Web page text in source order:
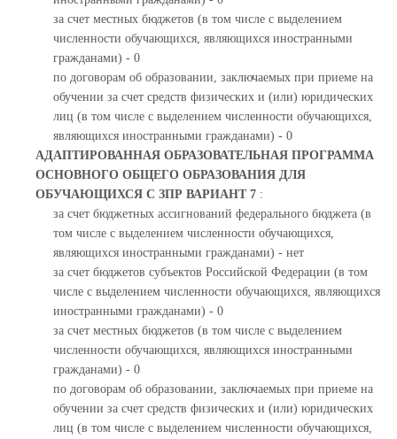
за счет местных бюджетов (в том числе с выделением
численности обучающихся, являющихся иностранными
гражданами) - 0
по договорам об образовании, заключаемых при приеме на
обучении за счет средств физических и (или) юридических
лиц (в том числе с выделением численности обучающихся,
являющихся иностранными гражданами) - 0
АДАПТИРОВАННАЯ ОБРАЗОВАТЕЛЬНАЯ ПРОГРАММА
ОСНОВНОГО ОБЩЕГО ОБРАЗОВАНИЯ ДЛЯ
ОБУЧАЮЩИХСЯ С ЗПР ВАРИАНТ 7 :
за счет бюджетных ассигнований федерального бюджета (в
том числе с выделением численности обучающихся,
являющихся иностранными гражданами) - нет
за счет бюджетов субъектов Российской Федерации (в том
числе с выделением численности обучающихся, являющихся
иностранными гражданами) - 0
за счет местных бюджетов (в том числе с выделением
численности обучающихся, являющихся иностранными
гражданами) - 0
по договорам об образовании, заключаемых при приеме на
обучении за счет средств физических и (или) юридических
лиц (в том числе с выделением численности обучающихся,